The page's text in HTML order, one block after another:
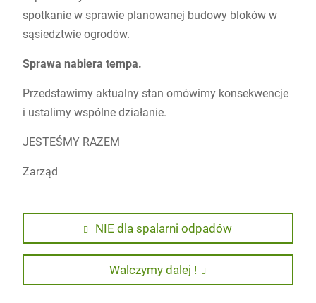
spotkanie w sprawie planowanej budowy bloków w
sąsiedztwie ogrodów.
Sprawa nabiera tempa.
Przedstawimy aktualny stan omówimy konsekwencje
i ustalimy wspólne działanie.
JESTEŚMY RAZEM
Zarząd
Nawigacja
wpisu
Previous
post:
NIE dla spalarni odpadów
Next
post:
Walczymy dalej !